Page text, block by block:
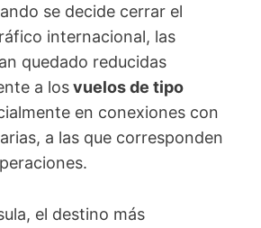
se decide cerrar el
internacional, las
quedado reducidas
a losvuelos de tipo
en conexiones con
a las que corresponden
el destino más